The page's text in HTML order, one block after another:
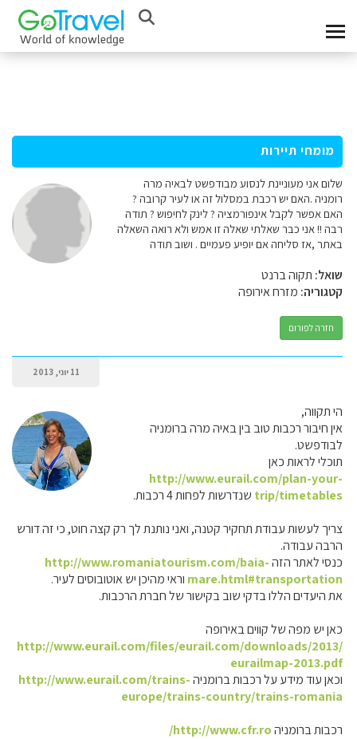
מומחי תיירות
שלום אני מעוניינת לנסוע מבודפשט לבאיה מרה
רומניה .האם יש רכבת במסלול זה או לעיר קרובה ?
האם אפשר לקבל אינפורמציה ? לינק לחיפוש ? תודה
רבה !! אני כבר שאלתי שאלה זו אמש ולא רואה השאלה
באתר ,אז סליחה אם יופיע פעמיים . ושוב תודה
שואל: תקוה ברנט
קטגוריה: מזרח אירופה
חזרה לפורום
11 יוני, 2013
הי תקווה,
אין חיבור רכבות טוב בין באיה מרה ברומניה
לבודפשט.
תוכלי לראות כאן
http://www.eurail.com/plan-your-
trip/timetables שנדרשות לפחות 4 רכבות.
צריך לעשות עבודת תחקיר קטנה, ואני נותנת לך רק קצה חוט, כי זה דורש
הרבה עבודה.
כנסי לאתר הזהhttp://www.romaniatourism.com/baia-
mare.html#transportation וראי מהיכן יש אוטובוסים לעיר.
את היעדים הללו בדקי שוב בקישור של חברת הרכבות.
כאן יש מפה של קווים באירופה
http://www.eurail.com/files/eurail.com/downloads/2013/
eurailmap-2013.pdf
וכאן עוד מידע על רכבות ברומניהhttp://www.eurail.com/trains-
europe/trains-country/trains-romania
רכבות ברומניהhttp://www.cfr.ro/